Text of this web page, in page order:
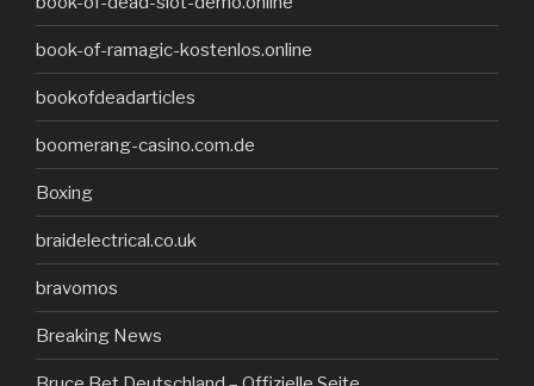
book-of-ramagic-kostenlos.online
bookofdeadarticles
boomerang-casino.com.de
Boxing
braidelectrical.co.uk
bravomos
Breaking News